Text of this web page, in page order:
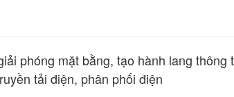
phóng mặt bằng, tạo hành lang thông
tải điện, phân phối điện